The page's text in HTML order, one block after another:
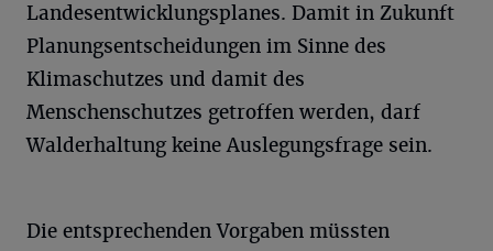
Landesentwicklungsplanes. Damit in Zukunft
Planungsentscheidungen im Sinne des
Klimaschutzes und damit des
Menschenschutzes getroffen werden, darf
Walderhaltung keine Auslegungsfrage sein.
Die entsprechenden Vorgaben müssten